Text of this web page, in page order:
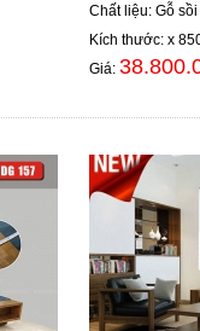
Chất liệu: Gỗ
Kích thước: x
Giá: